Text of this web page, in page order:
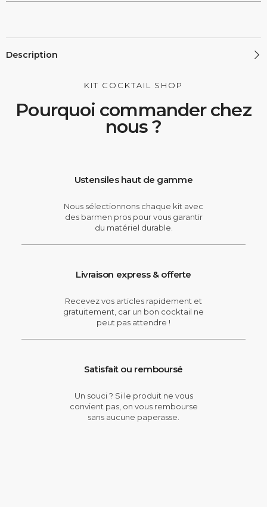
Description
KIT COCKTAIL SHOP
Pourquoi commander chez
nous ?
Ustensiles haut de gamme
Nous sélectionnons chaque kit avec
des barmen pros pour vous garantir
du matériel durable.
Livraison express & offerte
Recevez vos articles rapidement et
gratuitement, car un bon cocktail ne
peut pas attendre !
Satisfait ou remboursé
Un souci ? Si le produit ne vous
convient pas, on vous rembourse
sans aucune paperasse.